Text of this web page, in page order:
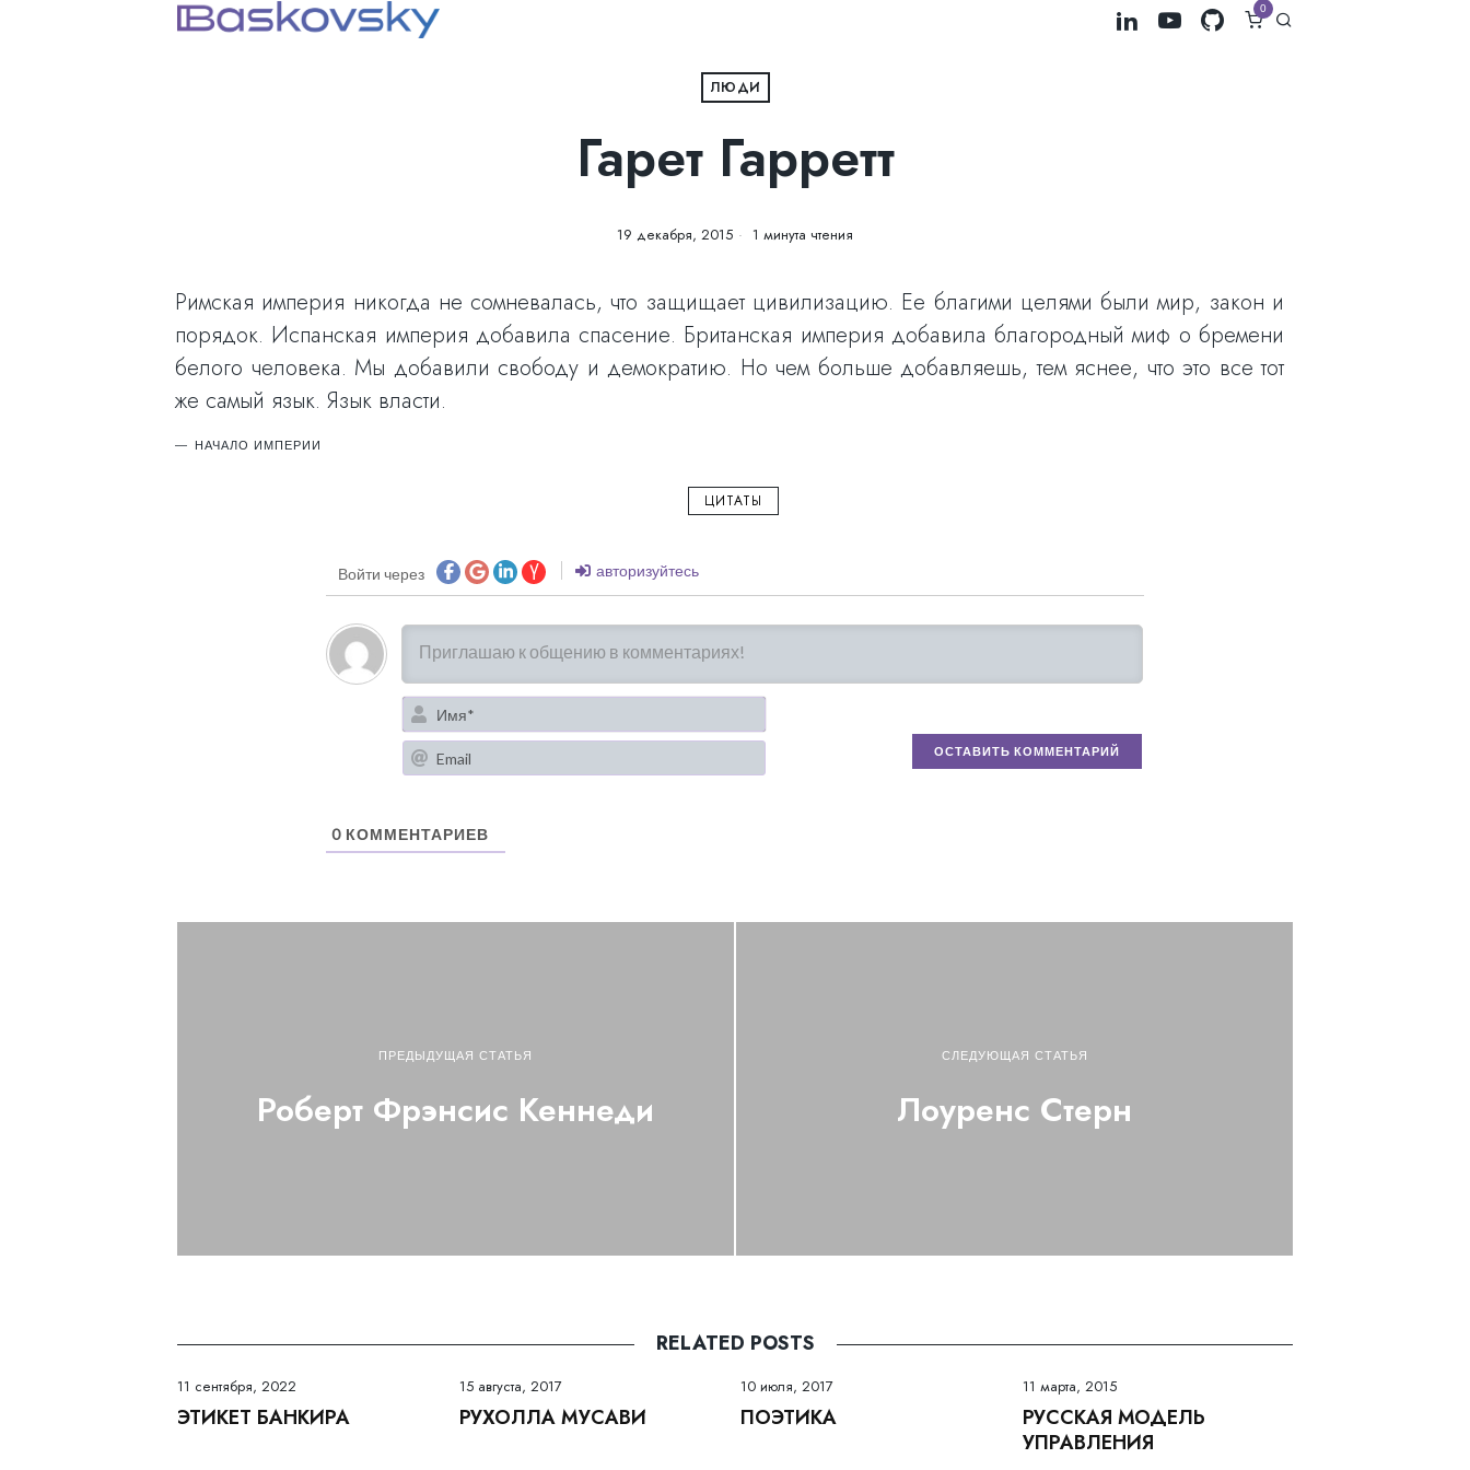
0
ЛЮДИ
Гарет Гарретт
19 декабря, 2015 1 минута чтения
Римская империя никогда не сомневалась, что защищает цивилизацию. Ее благими целями были мир, закон и
порядок. Испанская империя добавила спасение. Британская империя добавила благородный миф о бремени
белого человека. Мы добавили свободу и демократию. Но чем больше добавляешь, тем яснее, что это все тот
же самый язык. Язык власти.
НАЧАЛО ИМПЕРИИ
ЦИТАТЫ
Войти через авторизуйтесь
Имя*
Email
0 КОММЕНТАРИЕВ
ПРЕДЫДУЩАЯ СТАТЬЯ
Роберт Фрэнсис Кеннеди
СЛЕДУЮЩАЯ СТАТЬЯ
Лоуренс Стерн
RELATED POSTS
11 сентября, 2022
ЭТИКЕТ БАНКИРА
15 августа, 2017
РУХОЛЛА МУСАВИ
10 июля, 2017
ПОЭТИКА
11 марта, 2015
РУССКАЯ МОДЕЛЬ
УПРАВЛЕНИЯ